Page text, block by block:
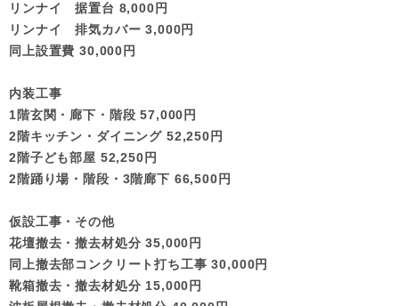
リンナイ 据置台 8,000円
リンナイ 排気カバー 3,000円
同上設置費 30,000円
内装工事
1階玄関・廊下・階段 57,000円
2階キッチン・ダイニング 52,250円
2階子ども部屋 52,250円
2階踊り場・階段・3階廊下 66,500円
仮設工事・その他
花壇撤去・撤去材処分 35,000円
同上撤去部コンクリート打ち工事 30,000円
靴箱撤去・撤去材処分 15,000円